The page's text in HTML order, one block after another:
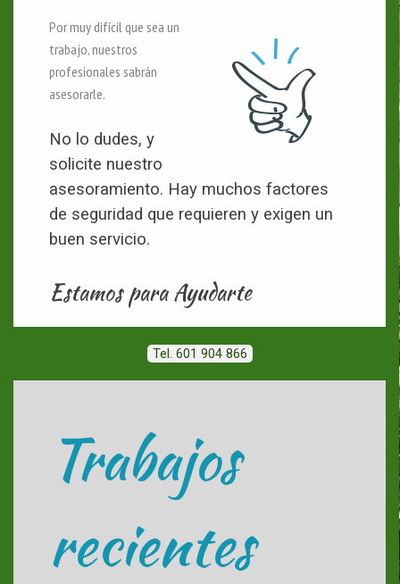
Por muy difícil que sea un
trabajo, nuestros
profesionales sabrán
asesorarle.
No lo dudes, y
solicite nuestro
asesoramiento. Hay muchos factores
de seguridad que requieren y exigen un
buen servicio.
Estamos para Ayudarte
Tel. 601 904 866
Trabajos
recientes